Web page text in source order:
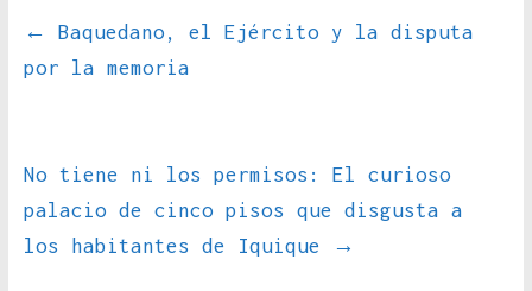
←
Baquedano, el Ejército y la disputa
por la memoria
No tiene ni los permisos: El curioso
palacio de cinco pisos que disgusta a
los habitantes de Iquique
→